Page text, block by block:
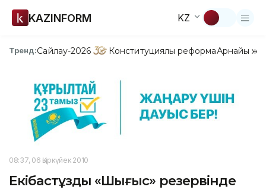
KAZINFORM KZ
Тренд:Сайлау-2026 Конституциялық реформаАрнайы
08:37, 06 Қыркүйек 2010
Екібастұздың «Шығыс» резервінде